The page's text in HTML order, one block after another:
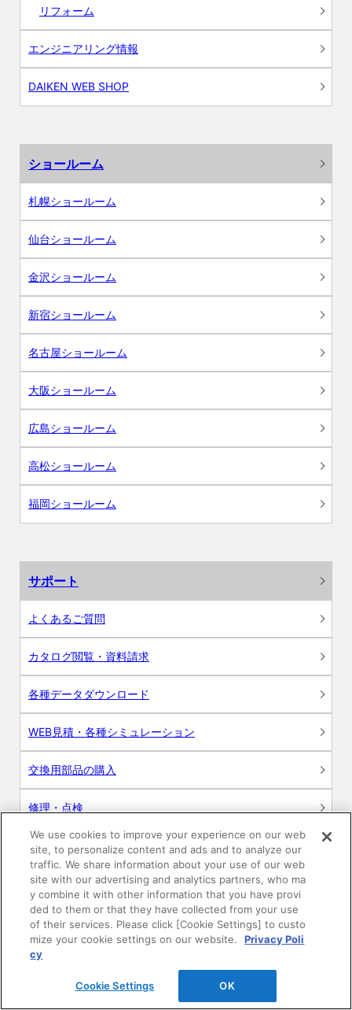
リフォーム
エンジニアリング情報
DAIKEN WEB SHOP
ショールーム
札幌ショールーム
仙台ショールーム
金沢ショールーム
新宿ショールーム
名古屋ショールーム
大阪ショールーム
広島ショールーム
高松ショールーム
福岡ショールーム
サポート
よくあるご質問
カタログ閲覧・資料請求
各種データダウンロード
WEB見積・各種シミュレーション
交換用部品の購入
修理・点検
お問い合わせ
ログイン
建築・設計関係者様向けサイト
ユーザー登録サービス
WEB見積システム
We use cookies to improve your experience on our web
site, to personalize content and ads and to analyze our
traffic. We share information about your use of our web
site with our advertising and analytics partners, who ma
y combine it with other information that you have provi
ded to them or that they have collected from your use
of their services. Please click [Cookie Settings] to custo
mize your cookie settings on our website.
Privacy Poli
cy
Cookie Settings OK